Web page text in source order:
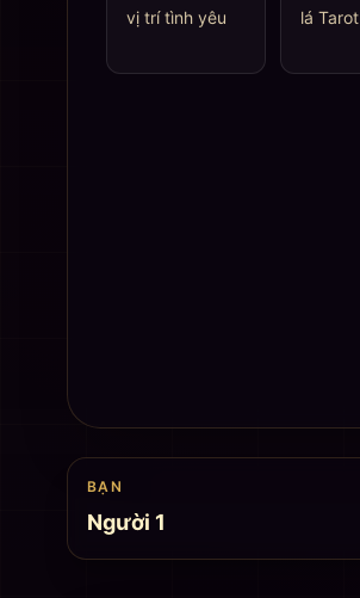
vị trí tình yêu lá Tarot
BẠN
Người 1